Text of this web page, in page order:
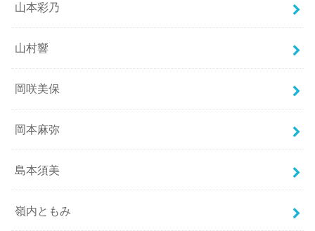
山本彩乃
山村響
岡咲美保
岡本麻弥
島本須美
嶺内ともみ